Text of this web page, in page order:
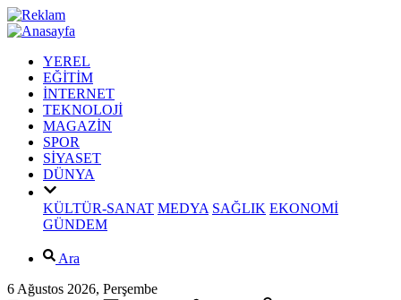
YEREL
EĞİTİM
İNTERNET
TEKNOLOJİ
MAGAZİN
SPOR
SİYASET
DÜNYA
KÜLTÜR-SANAT MEDYA SAĞLIK EKONOMİ
GÜNDEM
Ara
6 Ağustos 2026, Perşembe